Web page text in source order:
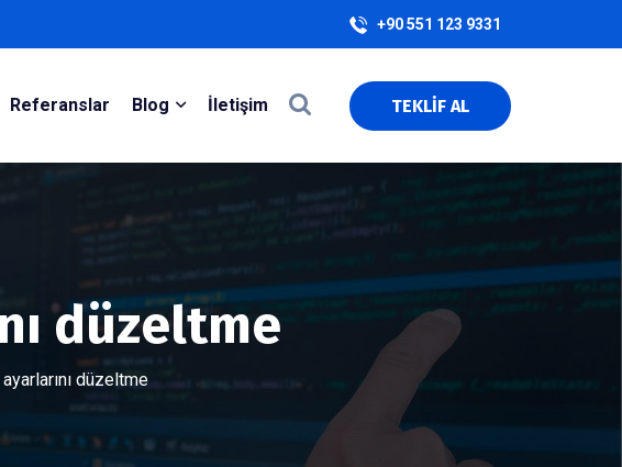
+90 551 123 9331
Referanslar Blog İletişim TEKLİF AL
düzeltme
düzeltme